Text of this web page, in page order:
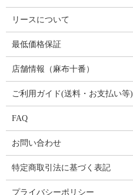
リースについて
最低価格保証
店舗情報（麻布十番）
ご利用ガイド(送料・お支払い等)
FAQ
お問い合わせ
特定商取引法に基づく表記
プライバシーポリシー